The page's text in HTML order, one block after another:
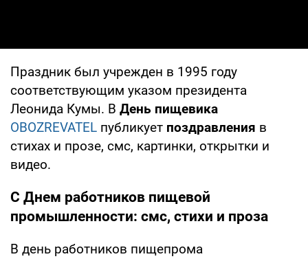
Праздник был учрежден в 1995 году
соответствующим указом президента
Леонида Кумы. В День пищевика
OBOZREVATEL публикует поздравления в
стихах и прозе, смс, картинки, открытки и
видео.
С Днем работников пищевой
промышленности: смс, стихи и проза
В день работников пищепрома